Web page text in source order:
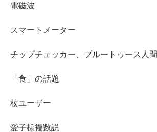
電磁波
スマートメーター
チップチェッカー、ブルートゥース人間
「食」の話題
杖ユーザー
愛子様複数説